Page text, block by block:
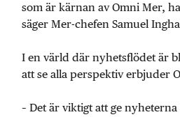
som är kärnan av Omni Mer,
säger Mer-chefen Samuel
I en värld där nyhetsflödet är
att se alla perspektiv erbjuder
– Det är viktigt att ge